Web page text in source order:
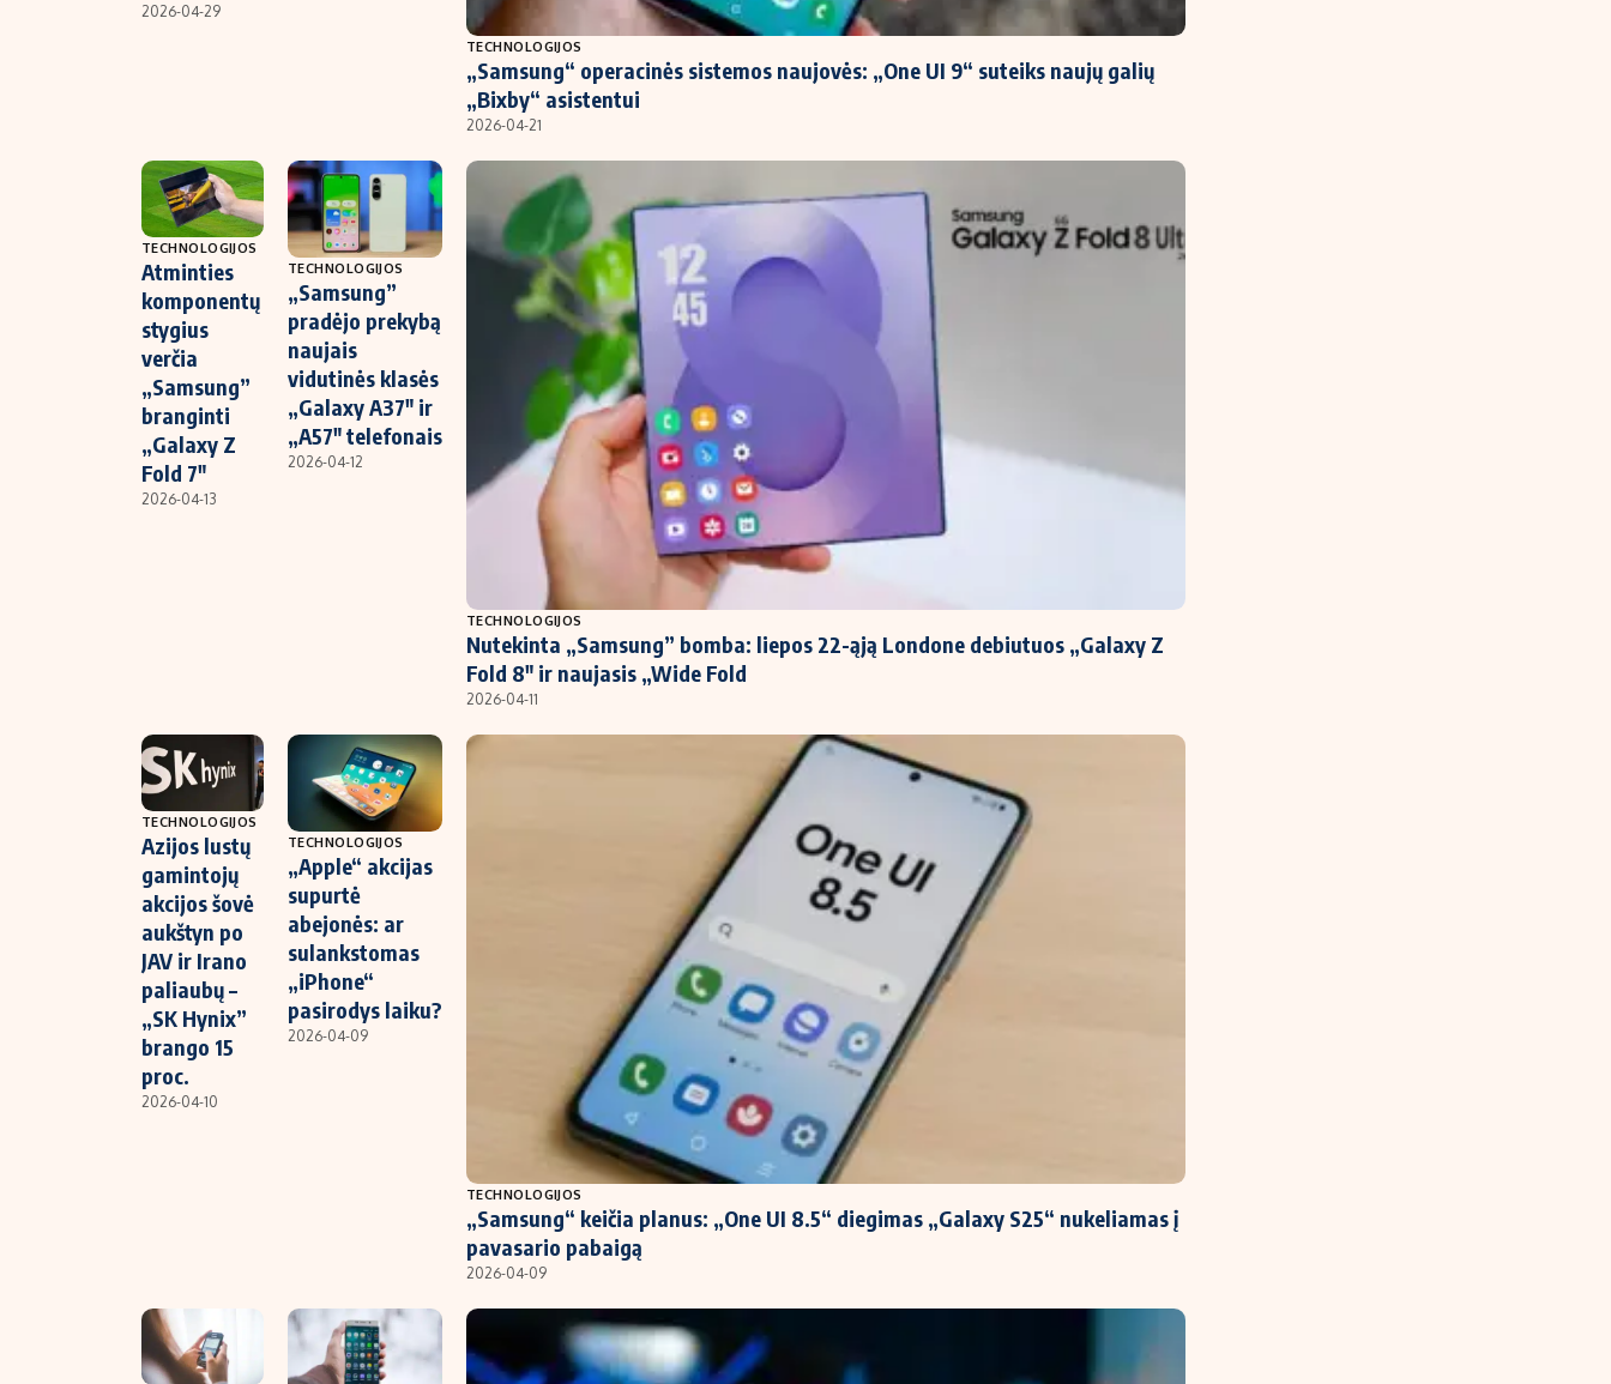
2026-04-29
TECHNOLOGIJOS
„Samsung“ operacinės sistemos naujovės: „One UI 9“ suteiks naujų galių
„Bixby“ asistentui
2026-04-21
TECHNOLOGIJOS
Atminties
komponentų
stygius
verčia
„Samsung”
branginti
„Galaxy Z
Fold 7″
2026-04-13
TECHNOLOGIJOS
„Samsung”
pradėjo prekybą
naujais
vidutinės klasės
„Galaxy A37″ ir
„A57″ telefonais
2026-04-12
TECHNOLOGIJOS
Nutekinta „Samsung” bomba: liepos 22-ąją Londone debiutuos „Galaxy Z
Fold 8″ ir naujasis „Wide Fold
2026-04-11
TECHNOLOGIJOS
Azijos lustų
gamintojų
akcijos šovė
aukštyn po
JAV ir Irano
paliaubų –
„SK Hynix”
brango 15
proc.
2026-04-10
TECHNOLOGIJOS
„Apple“ akcijas
supurtė
abejonės: ar
sulankstomas
„iPhone“
pasirodys laiku?
2026-04-09
TECHNOLOGIJOS
„Samsung“ keičia planus: „One UI 8.5“ diegimas „Galaxy S25“ nukeliamas į
pavasario pabaigą
2026-04-09